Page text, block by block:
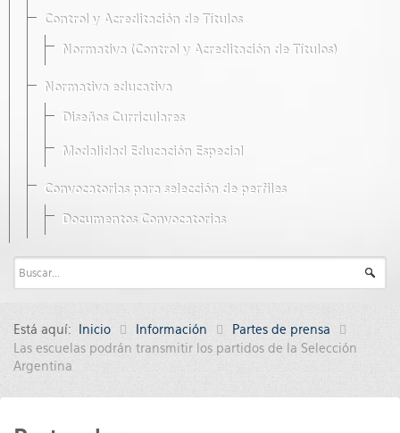
Control y Acreditación de Títulos
Normativa (Control y Acreditación de Títulos)
Normativa educativa
Diseños Curriculares
Modalidad Educación Especial
Convocatorias para selección de perfiles
Documentos Convocatorias
Está aquí: Inicio Información
Partes de prensa
Las escuelas podrán transmitir los partidos de la Selección
Argentina